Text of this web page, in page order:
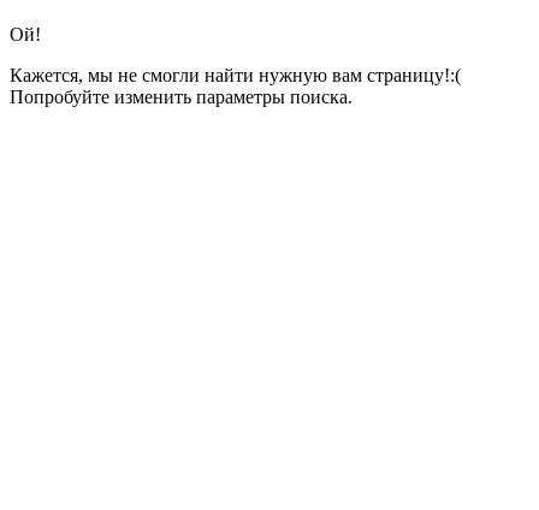
Ой!
Кажется, мы не смогли найти нужную вам страницу!:(
Попробуйте изменить параметры поиска.